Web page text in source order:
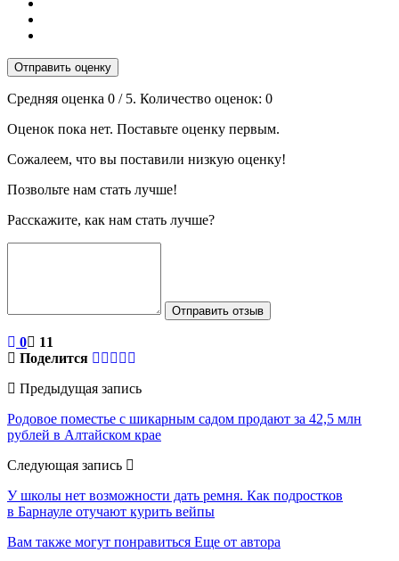
Отправить оценку
Средняя оценка 0 / 5. Количество оценок: 0
Оценок пока нет. Поставьте оценку первым.
Сожалеем, что вы поставили низкую оценку!
Позвольте нам стать лучше!
Расскажите, как нам стать лучше?
Отправить отзыв
0
11
Поделится
Предыдущая запись
Родовое поместье с шикарным садом продают за 42,5 млн
рублей в Алтайском крае
Следующая запись
У школы нет возможности дать ремня. Как подростков
в Барнауле отучают курить вейпы
Вам также могут понравиться Еще от автора